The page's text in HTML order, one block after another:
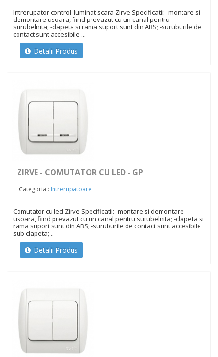
Intrerupator control iluminat scara Zirve Specificatii: -montare si
demontare usoara, fiind prevazut cu un canal pentru
surubelnita; -clapeta si rama suport sunt din ABS; -suruburile de
contact sunt accesibile ...
Detalii Produs
ZIRVE - COMUTATOR CU LED - GP
Categoria : Intrerupatoare
Comutator cu led Zirve Specificatii: -montare si demontare
usoara, fiind prevazut cu un canal pentru surubelnita; -clapeta si
rama suport sunt din ABS; -suruburile de contact sunt accesibile
sub clapeta; ...
Detalii Produs